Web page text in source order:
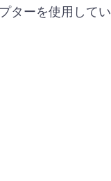
ターを使用してい